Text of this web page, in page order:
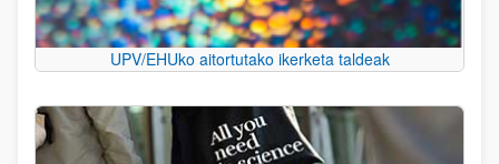
UPV/EHUko aitortutako ikerketa taldeak